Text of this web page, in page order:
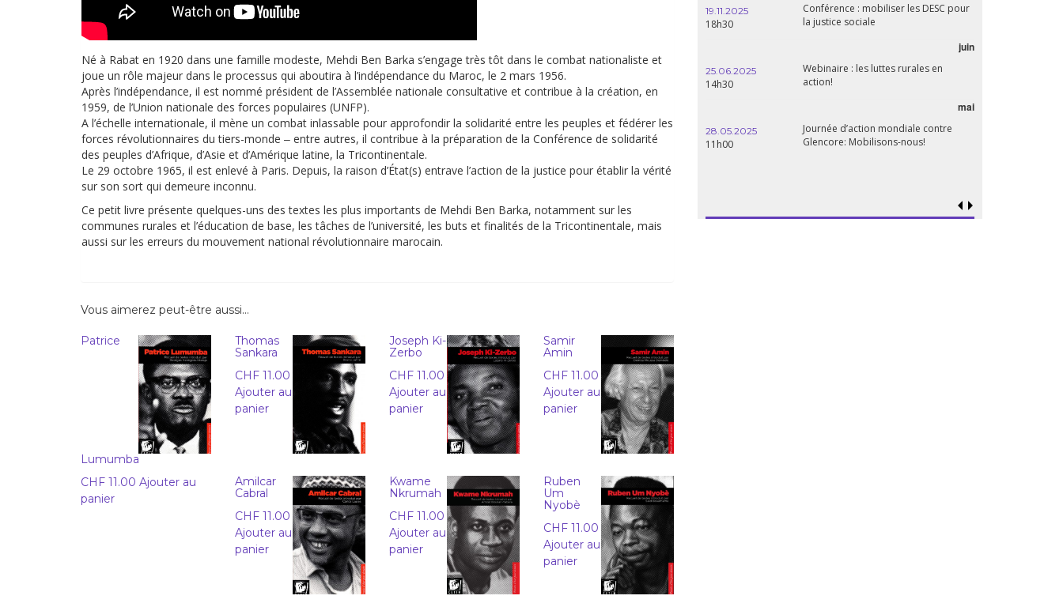
Pérou
Syrie
Turquie
Né à Rabat en 1920 dans une famille modeste, Mehdi Ben Barka s’engage très tôt dans le combat nationaliste et
joue un rôle majeur dans le processus qui aboutira à l’indépendance du Maroc, le 2 mars 1956.
Après l’indépendance, il est nommé président de l’Assemblée nationale consultative et contribue à la création, en
1959, de l’Union nationale des forces populaires (UNFP).
A l’échelle internationale, il mène un combat inlassable pour approfondir la solidarité entre les peuples et fédérer les
forces révolutionnaires du tiers-monde ‒ entre autres, il contribue à la préparation de la Conférence de solidarité
des peuples d’Afrique, d’Asie et d’Amérique latine, la Tricontinentale.
Le 29 octobre 1965, il est enlevé à Paris. Depuis, la raison d’État(s) entrave l’action de la justice pour établir la vérité
sur son sort qui demeure inconnu.
Ce petit livre présente quelques-uns des textes les plus importants de Mehdi Ben Barka, notamment sur les
communes rurales et l’éducation de base, les tâches de l’université, les buts et finalités de la Tricontinentale, mais
aussi sur les erreurs du mouvement national révolutionnaire marocain.
Vous aimerez peut-être aussi…
Patrice
Lumumba
CHF 11.00 Ajouter au
panier
Thomas
Sankara
CHF 11.00
Ajouter au
panier
Joseph Ki-
Zerbo
CHF 11.00
Ajouter au
panier
Samir
Amin
CHF 11.00
Ajouter au
panier
Amilcar
Cabral
CHF 11.00
Ajouter au
panier
Kwame
Nkrumah
CHF 11.00
Ajouter au
panier
Ruben
Um
Nyobè
CHF 11.00
Ajouter au
panier
19.11.2025
18h30
Conférence : mobiliser les DESC pour
la justice sociale
juin
25.06.2025
14h30
Webinaire : les luttes rurales en
action!
mai
28.05.2025
11h00
Journée d’action mondiale contre
Glencore: Mobilisons-nous!